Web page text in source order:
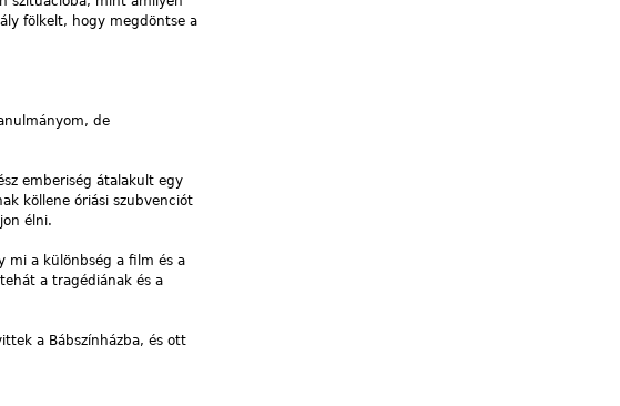
fölkelt, hogy megdöntse a
de
emberiség átalakult egy
köllene óriási szubvenciót
élni.
mi a különbség a film és a
a tragédiának és a
a Bábszínházba, és ott